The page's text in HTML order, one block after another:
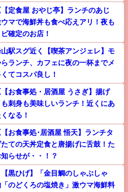
定食屋 おやじ亭】ランチのあじ
マで海鮮丼も食べ応えアリ！夜も
確定のお店！
駅スグ近く【喫茶アンジェレ】モ
ランチ、カフェに夜の一杯までメ
てコスパ良し！
お食事処・居酒屋 うさぎ】揚げ
刺身も美味しいランチ！近くにあ
なる！
お食事処･居酒屋 悟天】ランチタ
ての天丼定食と唐揚げに舌鼓！た
らせが・・！？
黒ひげ】「金目鯛のしゃぶしゃ
のどくろの塩焼き」激ウマ海鮮料